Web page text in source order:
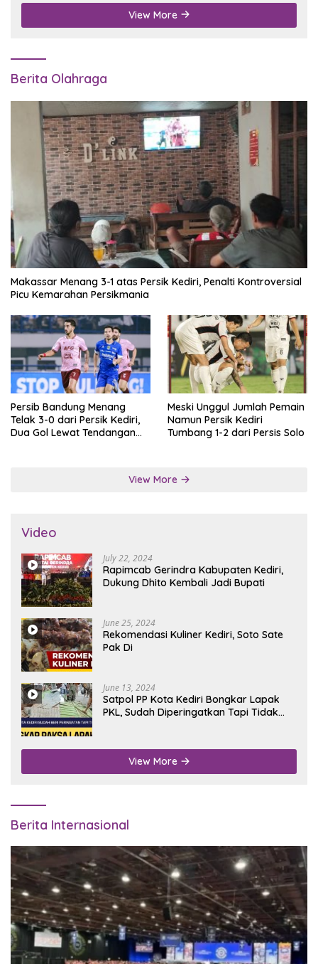
View More
Berita Olahraga
Makassar Menang 3-1 atas Persik Kediri, Penalti Kontroversial
Picu Kemarahan Persikmania
Persib Bandung Menang
Telak 3-0 dari Persik Kediri,
Dua Gol Lewat Tendangan
Meski Unggul Jumlah Pemain
Namun Persik Kediri
Tumbang 1-2 dari Persis Solo
View More
Video
July 22, 2024
Rapimcab Gerindra Kabupaten Kediri,
Dukung Dhito Kembali Jadi Bupati
June 25, 2024
Rekomendasi Kuliner Kediri, Soto Sate
Pak Di
June 13, 2024
Satpol PP Kota Kediri Bongkar Lapak
PKL, Sudah Diperingatkan Tapi Tidak
View More
Berita Internasional